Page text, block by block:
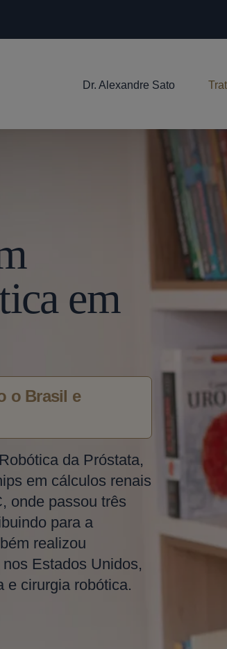
Dr. Alexandre Sato
em
o Brasil e
da Próstata,
em cálculos renais
onde passou três
para a
realizou
Estados Unidos,
e cirurgia robótica.